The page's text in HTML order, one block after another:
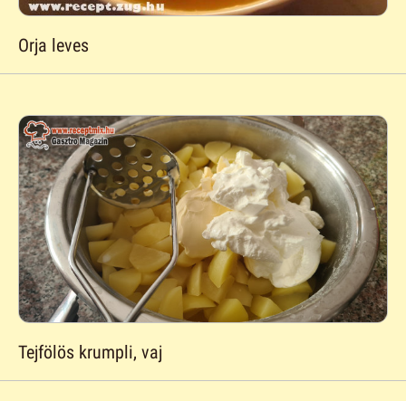
Orja leves
Tejfölös krumpli, vaj